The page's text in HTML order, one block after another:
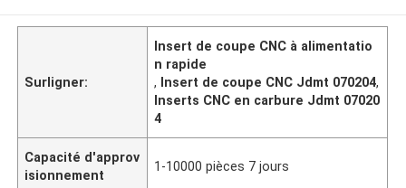
Surligner:
Insert de coupe CNC à alimentatio
n rapide
, Insert de coupe CNC Jdmt 070204,
Inserts CNC en carbure Jdmt 07020
4
Capacité d'approv
isionnement
1-10000 pièces 7 jours